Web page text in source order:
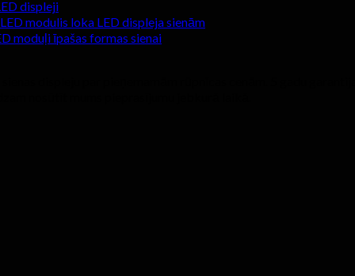
displeji
modulis loka LED displeja sienām
moduļi īpašas formas sienai
displeju par pieņemamām rūpnīcas cenām. 5 gadu